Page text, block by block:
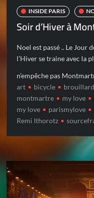
INSIDE PARIS
Soir d’Hiver à
Noel est passé .. Le Jour
l’Hiver se traine avec la
n’empêche pas
art bicycle brouillard
montmartre
my love
my love
parismylove
Remi Ithorotz